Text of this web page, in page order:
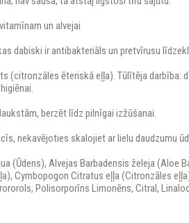
un alvejai
dabiski ir antibakteriāls un pretvīrusu
(citronzāles ēteriskā eļļa). Tūlītēja darbība:
berzēt līdz pilnīgai izžūšanai.
nekavējoties skalojiet ar lielu daudzumu
(Ūdens), Alvejas Barbadensis želeja (Aloe
Cymbopogon Citratus eļļa (Citronzāles
Polisorporīns Limonēns, Citral,